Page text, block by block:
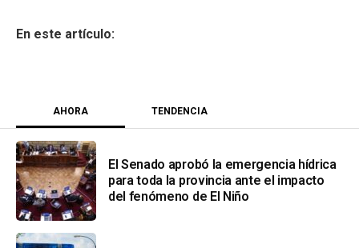
AHORA TENDENCIA
El Senado aprobó la emergencia hídrica
para toda la provincia ante el impacto
del fenómeno de El Niño